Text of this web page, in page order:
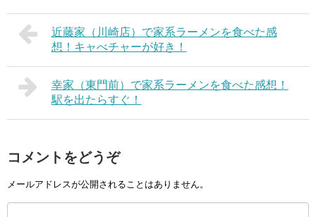
近藤家（川崎店）で家系ラーメンを食べた感
想！キャべチャーが好き！
幸家（東門前）で家系ラーメンを食べた感想！
駅を出たらすぐ！
コメントをどうぞ
メールアドレスが公開されることはありません。